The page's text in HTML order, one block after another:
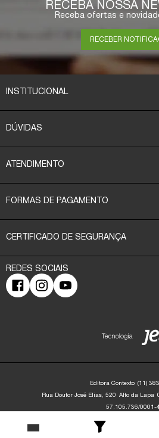
RECEBA NOSSA
Receba ofertas e
RECEBER
INSTITUCIONAL
DÚVIDAS
ATENDIMENTO
FORMAS DE PAGAMENTO
CERTIFICADO DE SEGURANÇA
Editora Contexto (11)
Rua Doutor José Elias, 520 Alto da Lapa
57.105.736/0001-
Lapa - São Paulo/SP - 05083-030 |